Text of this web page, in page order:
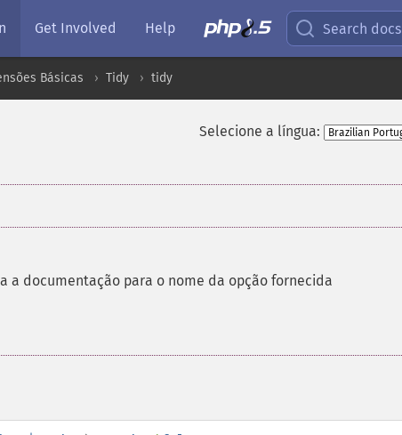
Get Involved Help Search docs
Básicas Tidy tidy
Selecione a língua:
a documentação para o nome da opção fornecida